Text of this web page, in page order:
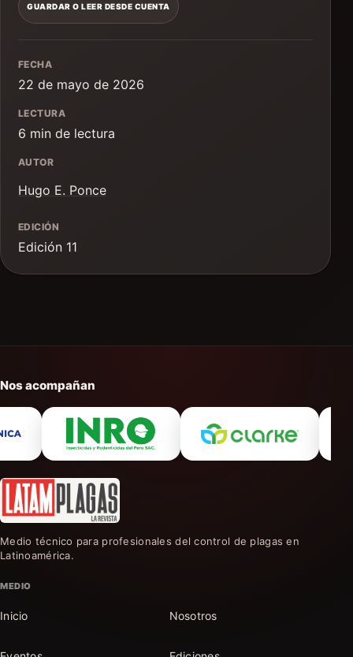
GUARDAR O LEER DESDE CUENTA
FECHA
22 de mayo de 2026
LECTURA
6 min de lectura
AUTOR
Hugo E. Ponce
EDICIÓN
Edición 11
Nos acompañan
Medio técnico para profesionales del control de plagas en
Latinoamérica.
MEDIO
Inicio Nosotros